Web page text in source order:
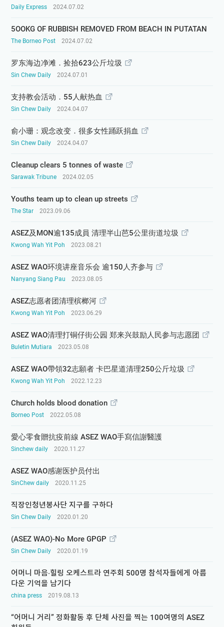
Daily Express 2024.07.02
5OOKG OF RUBBISH REMOVED FROM BEACH IN PUTATAN
The Borneo Post 2024.07.02
罗东海边净滩．捡拾623公斤垃圾
Sin Chew Daily 2024.07.01
支持教会活动．55人献热血
Sin Chew Daily 2024.04.07
俞小珊：观念改变．很多女性踊跃捐血
Sin Chew Daily 2024.04.07
Cleanup clears 5 tonnes of waste
Sarawak Tribune 2024.02.05
Youths team up to clean up streets
The Star 2023.09.06
ASEZ及MON逾135成員 清理半山芭5公里街道垃圾
Kwong Wah Yit Poh 2023.08.21
ASEZ WAO环境讲座音乐会 逾150人齐参与
Nanyang Siang Pau 2023.08.05
ASEZ志愿者团清理槟榔河
Kwong Wah Yit Poh 2023.06.29
ASEZ WAO清理打铜仔街公园 郑来兴鼓励人民参与志愿团
Buletin Mutiara 2023.05.08
ASEZ WAO帶領32志願者 卡巴星道清理250公斤垃圾
Kwong Wah Yit Poh 2022.12.23
Church holds blood donation
Borneo Post 2022.05.08
愛心零食贈抗疫前線 ASEZ WAO手寫信謝醫護
Sinchew daily 2020.11.27
ASEZ WAO感谢医护员付出
SinChew daily 2020.11.25
직장인청년봉사단 지구를 구하다
Sin Chew Daily 2020.01.20
(ASEZ WAO)-No More GPGP
Sin Chew Daily 2020.01.19
어머니 마음‧힐링 오케스트라 연주회 500명 참석자들에게 아름
다운 기억을 남기다
china press 2019.08.13
“어머니 거리” 정화활동 후 단체 사진을 찍는 100여명의 ASEZ